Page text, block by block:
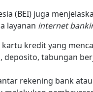
(BEI) juga
layanan internet
kredit yang
tabungan
rekening bank